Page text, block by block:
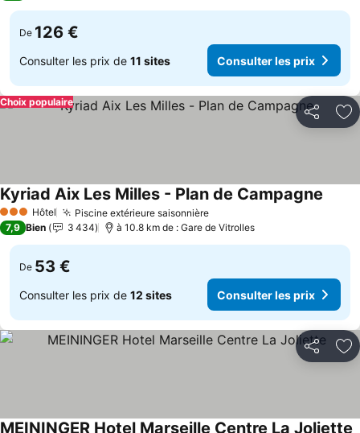
De 126 €
Consulter les prix de 11 sites Consulter les prix
Partager
Choix populaire
3 ÉtoilesHôtel Piscine extérieure saisonnièreConsulter les prix
Kyriad Aix Les Milles - Plan de Campagne
7,9 Bien 3 434 à 10.8 km de : Gare de Vitrolles
De 53 €
Consulter les prix de 12 sites Consulter les prix
Partager
MEININGER Hotel Marseille Centre La Joliette